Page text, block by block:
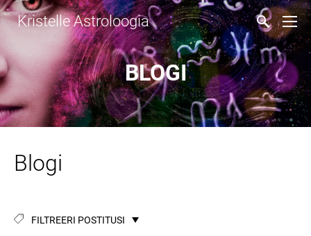
Kristelle Astroloogia
BLOGI
Blogi
FILTREERI POSTITUSI